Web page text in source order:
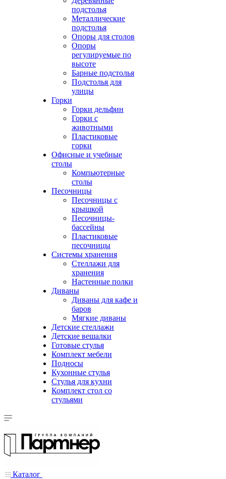
подстолья
Металлические
подстолья
Опоры для столов
Опоры
регулируемые по
высоте
Барные подстолья
Подстолья для
улицы
Горки
Горки дельфин
Горки с
животными
Пластиковые
горки
Офисные и учебные
столы
Компьютерные
столы
Песочницы
Песочницы с
крышкой
Песочницы-
бассейны
Пластиковые
песочницы
Системы хранения
Стеллажи для
хранения
Настенные полки
Диваны
Диваны для кафе и
баров
Мягкие диваны
Детские стеллажи
Детские вешалки
Готовые стулья
Комплект мебели
Подносы
Кухонные стулья
Стулья для кухни
Комплект стол со
стульями
Каталог